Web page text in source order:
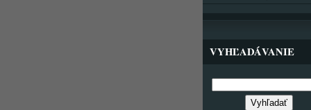
VYHĽADÁVANIE